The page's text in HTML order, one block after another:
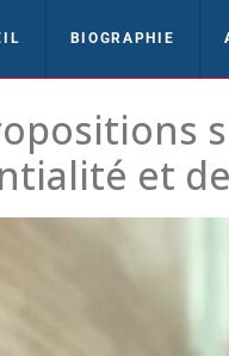
BIOGRAPHIE
et